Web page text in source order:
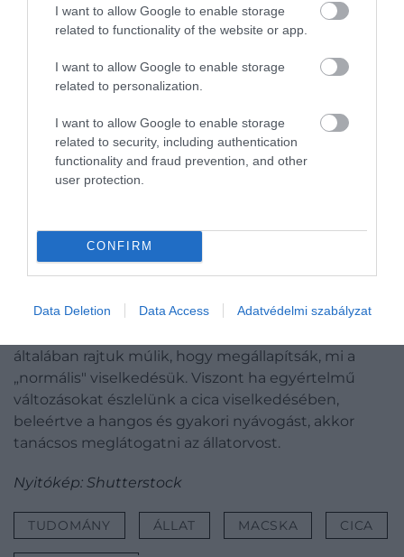
I want to allow Google to enable storage
related to functionality of the website or app.
I want to allow Google to enable storage
related to personalization.
I want to allow Google to enable storage
related to security, including authentication
functionality and fraud prevention, and other
user protection.
CONFIRM
Data Deletion Data Access Adatvédelmi szabályzat
Shutterstock
hogy hajnalban és alkonyatkor a legaktívabbak –
amit biztosan minden cicatartó észrevett már –,
emiatt könnyen előfordulhat, hogy a cica este és
reggel, lefekvéskor és ébredéskor csap nagyobb zajt
éjszaka? Segíthetsz magadon!
Hogy miért szomorú egy cica, azt csak a gazdája
általában rajtuk múlik, hogy megállapítsák, mi a
„normális" viselkedésük. Viszont ha egyértelmű
változásokat észlelünk a cica viselkedésében,
beleértve a hangos és gyakori nyávogást, akkor
tanácsos meglátogatni az állatorvost.
Nyitókép: Shutterstock
TUDOMÁNY ÁLLAT MACSKA CICA